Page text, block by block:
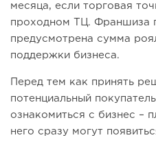
месяца, если торговая
проходном ТЦ. Франшиза
предусмотрена сумма
поддержки бизнеса.
Перед тем как принять
потенциальный
ознакомиться с бизнес –
него сразу могут